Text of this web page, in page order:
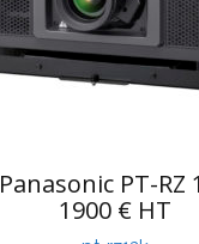
Panasonic PT-RZ
1900 € HT